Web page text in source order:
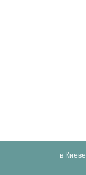
в Киеве